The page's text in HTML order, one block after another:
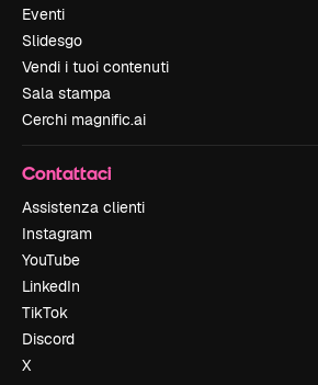
Eventi
Slidesgo
Vendi i tuoi contenuti
Sala stampa
Cerchi magnific.ai
Contattaci
Assistenza clienti
Instagram
YouTube
LinkedIn
TikTok
Discord
X